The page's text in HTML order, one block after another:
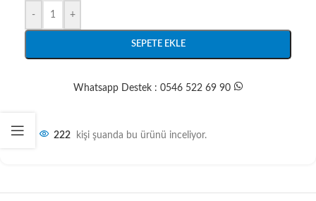
- +
SEPETE EKLE
Whatsapp Destek : 0546 522 69 90
222 kişi şuanda bu ürünü inceliyor.